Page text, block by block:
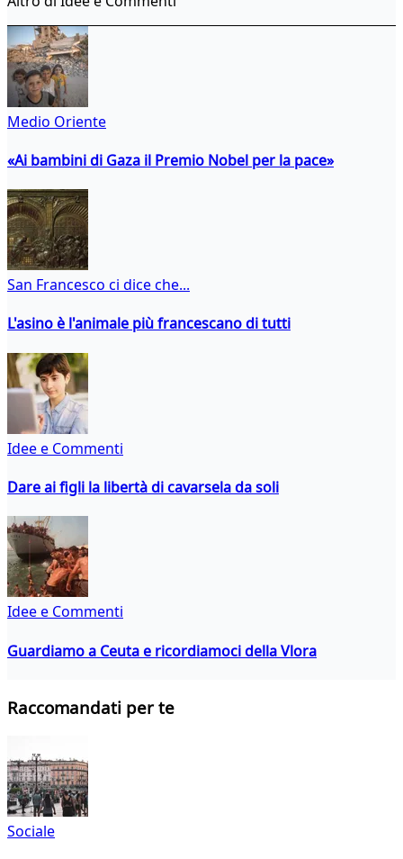
Medio Oriente
«Ai bambini di Gaza il Premio Nobel per la pace»
San Francesco ci dice che...
L'asino è l'animale più francescano di tutti
Idee e Commenti
Dare ai figli la libertà di cavarsela da soli
Idee e Commenti
Guardiamo a Ceuta e ricordiamoci della Vlora
Raccomandati per te
Sociale